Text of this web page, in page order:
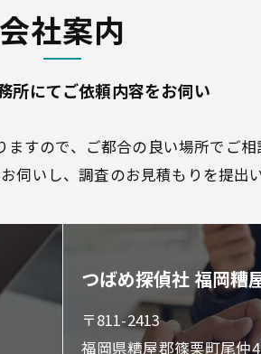
所にてご依頼内容をお伺い
会社案内
すので、ご都合の良い場所でご相
伺いし、調査のお見積もりを提出い
つばめ探偵社 福岡糟
〒811-2413
福岡県糟屋郡篠栗町尾仲